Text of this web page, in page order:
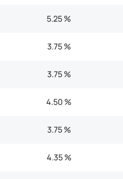
5.25 %
3.75 %
3.75 %
4.50 %
3.75 %
4.35 %